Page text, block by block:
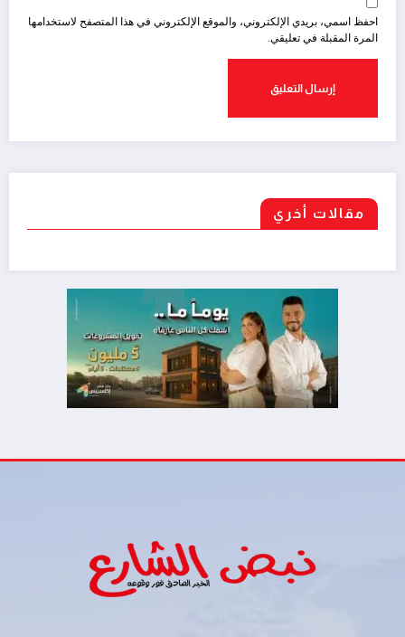
احفظ اسمي، بريدي الإلكتروني، والموقع الإلكتروني في هذا المتصفح لاستخدامها
المرة المقبلة في تعليقي.
مقالات أخري